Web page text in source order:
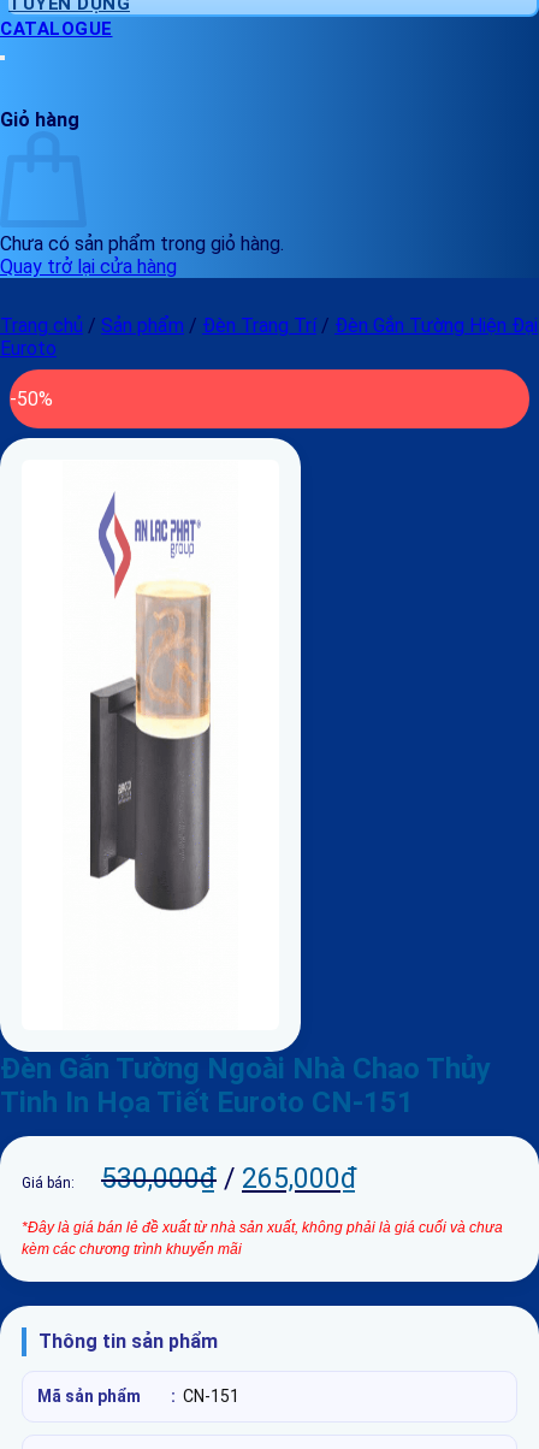
CATALOGUE
Giỏ hàng
Chưa có sản phẩm trong giỏ hàng.
Quay trở lại cửa hàng
Trang chủ / Sản phẩm / Đèn Trang Trí / Đèn Gắn Tường Hiện Đại
Euroto
-50%
Đèn Gắn Tường Ngoài Nhà Chao Thủy
Tinh In Họa Tiết Euroto CN-151
Giá bán: 530,000₫ / 265,000₫
*Đây là giá bán lẻ đề xuất từ nhà sản xuất, không phải là giá cuối và chưa
kèm các chương trình khuyến mãi
Thông tin sản phẩm
Mã sản phẩm : CN-151